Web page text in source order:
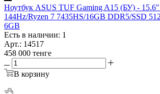
Ноутбук ASUS TUF Gaming A15 (БУ) -
144Hz/Ryzen 7 7435HS/16GB DDR5/SSD
6GB
Есть в наличии: 1
Арт.: 14517
458 000 тенге
В корзину